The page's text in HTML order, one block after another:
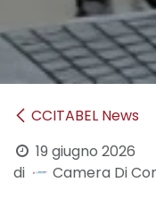
CCITABEL News
19 giugno 2026
di
Camera Di